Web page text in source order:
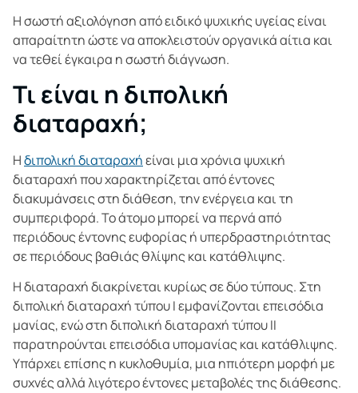
Η σωστή αξιολόγηση από ειδικό ψυχικής υγείας είναι
απαραίτητη ώστε να αποκλειστούν οργανικά αίτια και
να τεθεί έγκαιρα η σωστή διάγνωση.
Τι είναι η διπολική
διαταραχή;
Ηδιπολική διαταραχήείναι μια χρόνια ψυχική
διαταραχή που χαρακτηρίζεται από έντονες
διακυμάνσεις στη διάθεση, την ενέργεια και τη
συμπεριφορά. Το άτομο μπορεί να περνά από
περιόδους έντονης ευφορίας ή υπερδραστηριότητας
σε περιόδους βαθιάς θλίψης και κατάθλιψης.
Η διαταραχή διακρίνεται κυρίως σε δύο τύπους. Στη
διπολική διαταραχή τύπου Ι εμφανίζονται επεισόδια
μανίας, ενώ στη διπολική διαταραχή τύπου ΙΙ
παρατηρούνται επεισόδια υπομανίας και κατάθλιψης.
Υπάρχει επίσης η κυκλοθυμία, μια ηπιότερη μορφή με
συχνές αλλά λιγότερο έντονες μεταβολές της διάθεσης.